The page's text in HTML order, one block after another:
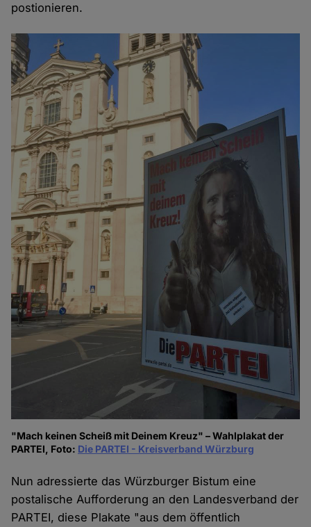
postionieren.
"Mach keinen Scheiß mit Deinem Kreuz" – Wahlplakat der
PARTEI, Foto: Die PARTEI - Kreisverband Würzburg
Nun adressierte das Würzburger Bistum eine
postalische Aufforderung an den Landesverband der
PARTEI, diese Plakate "aus dem öffentlich